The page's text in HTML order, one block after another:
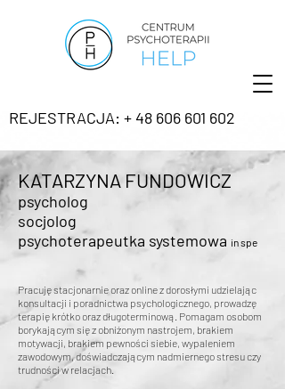
REJESTRACJA: + 48 606 601 602
KATARZYNA FUNDOWICZ
psycholog
socjolog
psychoterapeutka systemowa in spe
Pracuję stacjonarnie oraz online z dorosłymi udzielając
konsultacji i poradnictwa psychologicznego, prowadzę
terapię krótko oraz długoterminową. Pomagam osobom
borykającym się z obniżonym nastrojem, brakiem
motywacji, brakiem pewności siebie, wypaleniem
zawodowym, doświadczającym nadmiernego stresu czy
trudności w relacjach.